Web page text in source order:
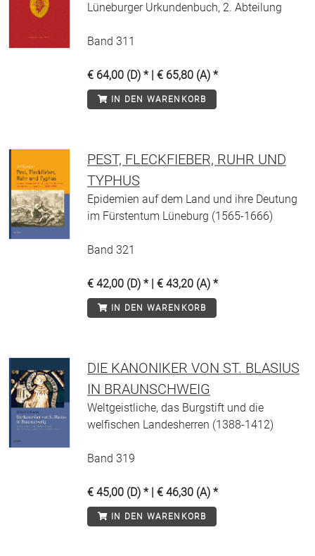
Lüneburger Urkundenbuch, 2. Abteilung
Band 311
€ 64,00 (D) * | € 65,80 (A) *
IN DEN WARENKORB
PEST, FLECKFIEBER, RUHR UND
TYPHUS
Epidemien auf dem Land und ihre Deutung
im Fürstentum Lüneburg (1565-1666)
Band 321
€ 42,00 (D) * | € 43,20 (A) *
IN DEN WARENKORB
DIE KANONIKER VON ST. BLASIUS
IN BRAUNSCHWEIG
Weltgeistliche, das Burgstift und die
welfischen Landesherren (1388-1412)
Band 319
€ 45,00 (D) * | € 46,30 (A) *
IN DEN WARENKORB